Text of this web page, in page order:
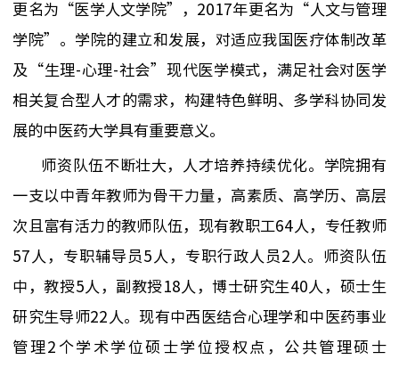
更名为“医学人文学院”，2017年更名为“人文与管理
学院”。学院的建立和发展，对适应我国医疗体制改革
及“生理-心理-社会”现代医学模式，满足社会对医学
相关复合型人才的需求，构建特色鲜明、 多学科协同 发
展的中医药大学具有重要意义。
师资队伍不断壮大 ， 人才培养持续优化。学院拥有
一支以中青年教师为骨干力量，高素质、高学历、高层
次且富有活力的教师队伍，现有教职工64人 ，专任教师
57人 ，专职辅导员 5人 ，专职行政人员 2人 。 师资队伍
中，教授5人 ，副教授18人 ，博士研究生40人 ，硕士生
研究生导师22人 。现有中西医结合心理学和中医药事业
管理2个学术学位硕士学位授权点，公共管理硕士